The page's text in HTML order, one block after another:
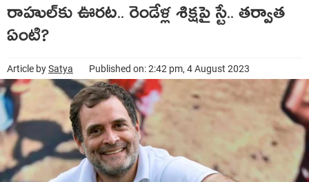
రాహుల్‌కు ఊర‌ట‌.. రెండేళ్ల శిక్ష‌పై స్టే.. త‌ర్వాత
ఏంటి?
Article bySatya Published on: 2:42 pm, 4 August 2023